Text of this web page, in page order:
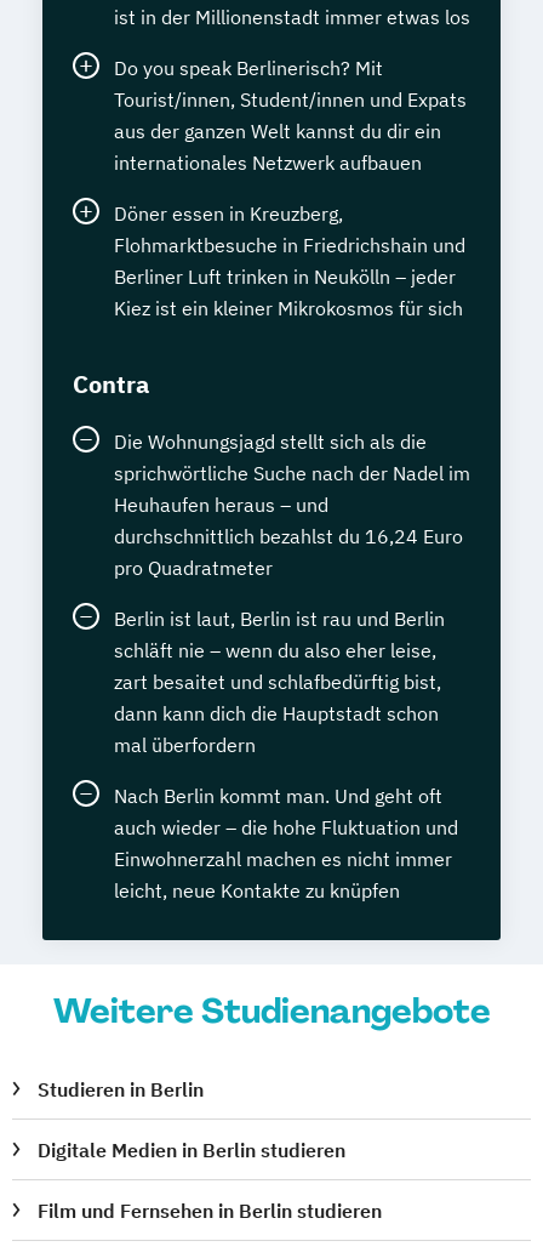
ist in der Millionenstadt immer etwas los
Do you speak Berlinerisch? Mit
Tourist/innen, Student/innen und Expats
aus der ganzen Welt kannst du dir ein
internationales Netzwerk aufbauen
Döner essen in Kreuzberg,
Flohmarktbesuche in Friedrichshain und
Berliner Luft trinken in Neukölln – jeder
Kiez ist ein kleiner Mikrokosmos für sich
Contra
Die Wohnungsjagd stellt sich als die
sprichwörtliche Suche nach der Nadel im
Heuhaufen heraus – und
durchschnittlich bezahlst du 16,24 Euro
pro Quadratmeter
Berlin ist laut, Berlin ist rau und Berlin
schläft nie – wenn du also eher leise,
zart besaitet und schlafbedürftig bist,
dann kann dich die Hauptstadt schon
mal überfordern
Nach Berlin kommt man. Und geht oft
auch wieder – die hohe Fluktuation und
Einwohnerzahl machen es nicht immer
leicht, neue Kontakte zu knüpfen
Weitere Studienangebote
Studieren in Berlin
Digitale Medien in Berlin studieren
Film und Fernsehen in Berlin studieren